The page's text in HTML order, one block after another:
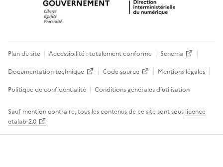
Plan du site Accessibilité : totalement conforme
Schéma
Documentation technique
Code source
Mentions légales
Politique de confidentialité
Conditions générales d’utilisation
Sauf mention contraire, tous les contenus de ce site sont sous licence
etalab-2.0